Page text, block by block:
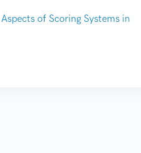
of Scoring Systems in